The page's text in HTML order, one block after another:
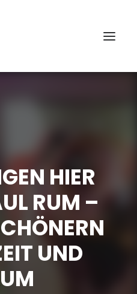
HIER
RUM –
UND